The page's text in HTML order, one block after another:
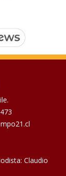
Claudio